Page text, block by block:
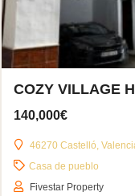
140,000€
46270 Castelló,
Casa de pueblo
Fivestar Property